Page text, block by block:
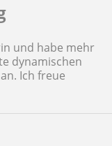
und habe mehr
dynamischen
Ich freue